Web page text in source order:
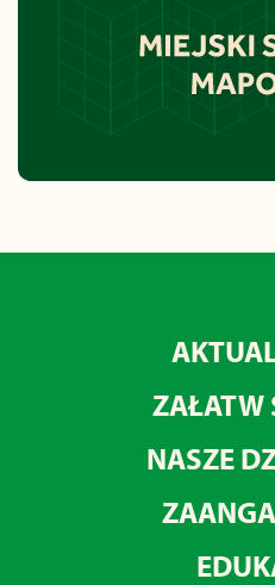
ZAŁATW
NASZE